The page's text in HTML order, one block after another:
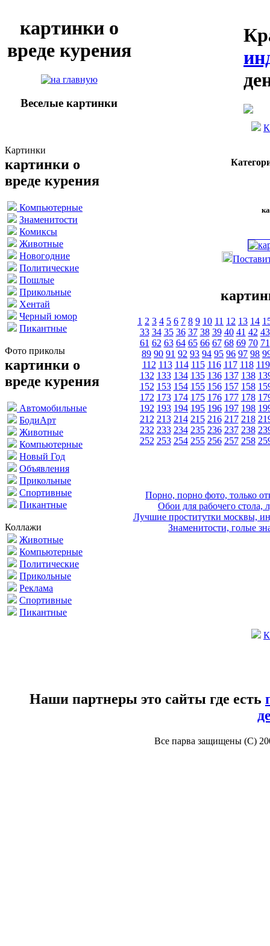
картинки о
вреде курения
Веселые картинки
Картинки
картинки о
вреде курения
Компьютерные
Знаменитости
Комиксы
Животные
Новогодние
Политические
Пошлые
Прикольные
Хентай
Черный юмор
Пикантные
Фото приколы
картинки о
вреде курения
Автомобильные
БодиАрт
Животные
Компьютерные
Новый Год
Объявления
Прикольные
Спортивные
Пикантные
Коллажи
Животные
Компьютерные
Политические
Прикольные
Реклама
Спортивные
Пикантные
1 2 3 4 5 6 7 8 9 10 11 12 13 14
33 34 35 36 37 38 39 40 41 42 43
61 62 63 64 65 66 67 68 69 70 71
89 90 91 92 93 94 95 96 97 98
112 113 114 115 116 117 118 119
132 133 134 135 136 137 138
152 153 154 155 156 157 158
172 173 174 175 176 177 178
192 193 194 195 196 197 198
212 213 214 215 216 217 218
232 233 234 235 236 237 238
252 253 254 255 256 257 258
Порно, порно фото, только
Обои для рабочего стола,
Лучшие проститутки москвы,
Знаменитости, голые
Наши партнеры это сайты где есть
Все парва защищены (С)